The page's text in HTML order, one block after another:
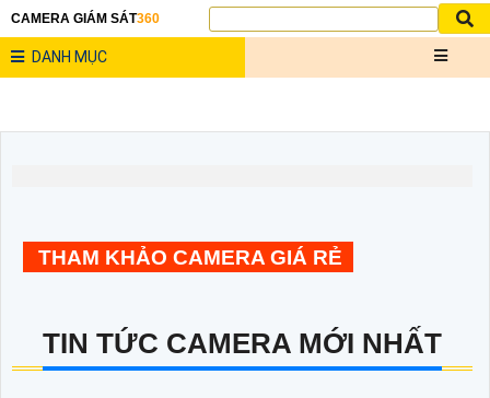
CAMERA GIÁM SÁT360
DANH MỤC
THAM KHẢO CAMERA GIÁ RẺ
TIN TỨC CAMERA MỚI NHẤT